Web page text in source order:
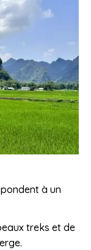
à un
treks et de